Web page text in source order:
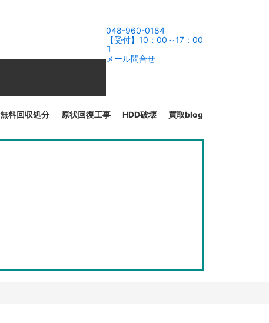
048-960-0184
【受付】10：00～17：00
メール問合せ
料回収処分 原状回復工事 HDD破壊 買取blog